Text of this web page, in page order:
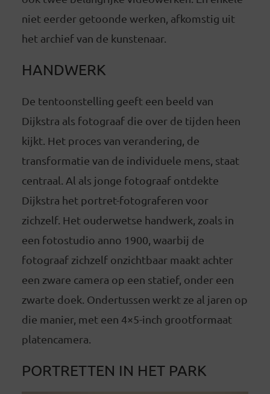
niet eerder getoonde werken, afkomstig uit
het archief van de kunstenaar.
HANDWERK
De tentoonstelling geeft een beeld van
Dijkstra als fotograaf die over de tijden heen
kijkt. Het proces van verandering, de
transformatie van de individuele mens, staat
centraal. Al als jonge fotograaf ontdekte
Dijkstra het portret-fotograferen voor
zichzelf. Het ouderwetse handwerk, zoals in
een fotostudio anno 1900, waarbij de
fotograaf zichzelf onzichtbaar maakt achter
een zware camera op een statief, onder een
zwarte doek. Ondertussen werkt ze al jaren op
die manier, met een 4×5-inch grootformaat
platencamera.
PORTRETTEN IN HET PARK